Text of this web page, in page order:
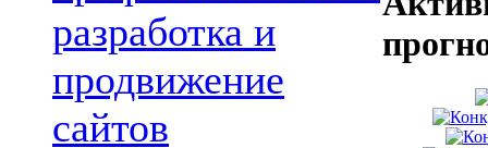
разработка и
продвижение
сайтов